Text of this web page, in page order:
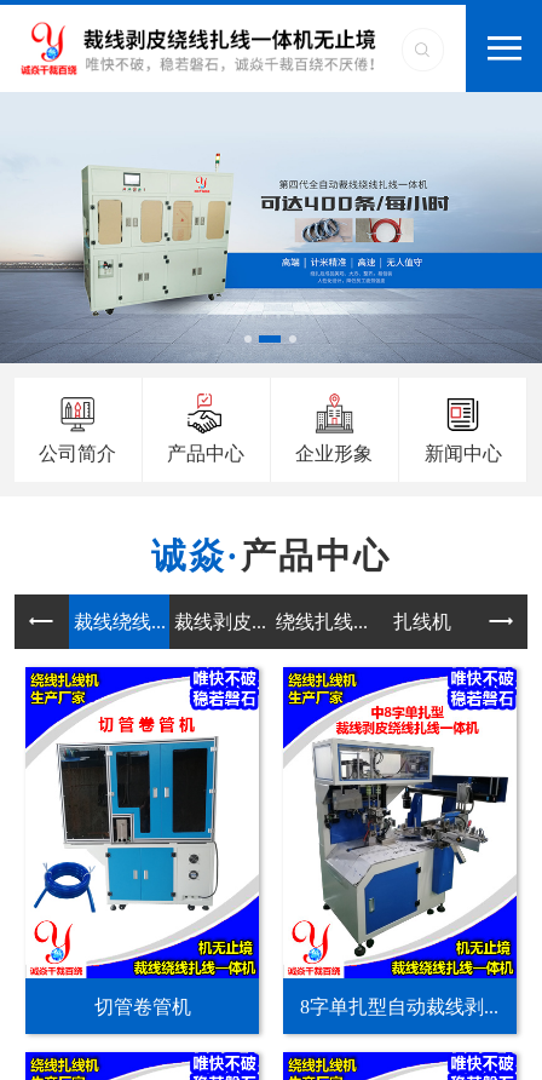
公司简介 产品中心 企业形象 新闻中心
产品中心
裁线绕线... 裁线剥皮... 绕线扎线... 扎线机 其他
切管卷管机 8字单扎型自动裁线剥...